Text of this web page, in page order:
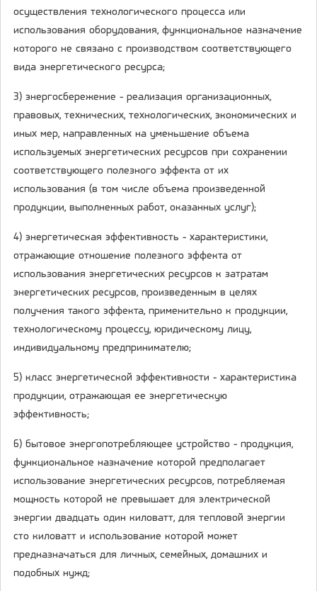
осуществления технологического процесса или
использования оборудования, функциональное назначение
которого не связано с производством соответствующего
вида энергетического ресурса;
3) энергосбережение - реализация организационных,
правовых, технических, технологических, экономических и
иных мер, направленных на уменьшение объема
используемых энергетических ресурсов при сохранении
соответствующего полезного эффекта от их
использования (в том числе объема произведенной
продукции, выполненных работ, оказанных услуг);
4) энергетическая эффективность - характеристики,
отражающие отношение полезного эффекта от
использования энергетических ресурсов к затратам
энергетических ресурсов, произведенным в целях
получения такого эффекта, применительно к продукции,
технологическому процессу, юридическому лицу,
индивидуальному предпринимателю;
5) класс энергетической эффективности - характеристика
продукции, отражающая ее энергетическую
эффективность;
6) бытовое энергопотребляющее устройство - продукция,
функциональное назначение которой предполагает
использование энергетических ресурсов, потребляемая
мощность которой не превышает для электрической
энергии двадцать один киловатт, для тепловой энергии
сто киловатт и использование которой может
предназначаться для личных, семейных, домашних и
подобных нужд;